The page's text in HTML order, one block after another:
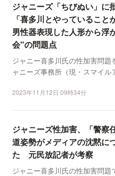
ジャニーズ「ちびぬい」に
「喜多川とやっていること
男性器表現した人形から浮
会"の問題点
ジャニー喜多川氏の性加害問題
ャニーズ事務所（現・スマイル
2023年11月12日 09時34分
ジャニーズ性加害、「警察
道姿勢がメディアの沈黙に
た 元民放記者が考察
ジャニー喜多川氏の性加害問題